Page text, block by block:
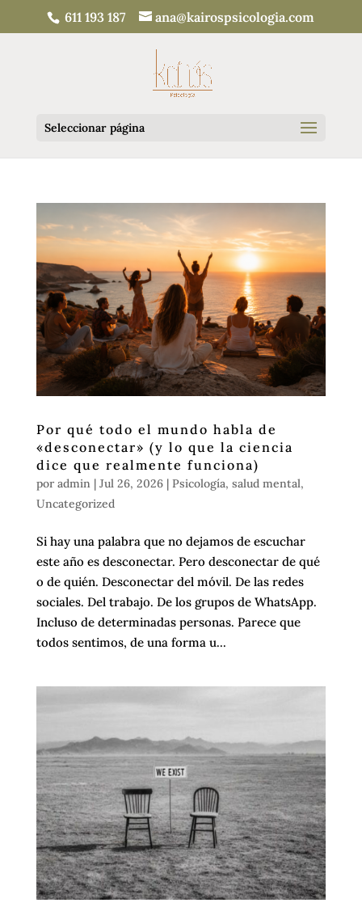
611 193 187 ana@kairospsicologia.com
Seleccionar página
Por qué todo el mundo habla de
«desconectar» (y lo que la ciencia
dice que realmente funciona)
por admin| Jul 26, 2026| Psicología, salud mental,
Uncategorized
Si hay una palabra que no dejamos de escuchar
este año es desconectar. Pero desconectar de qué
o de quién. Desconectar del móvil. De las redes
sociales. Del trabajo. De los grupos de WhatsApp.
Incluso de determinadas personas. Parece que
todos sentimos, de una forma u...